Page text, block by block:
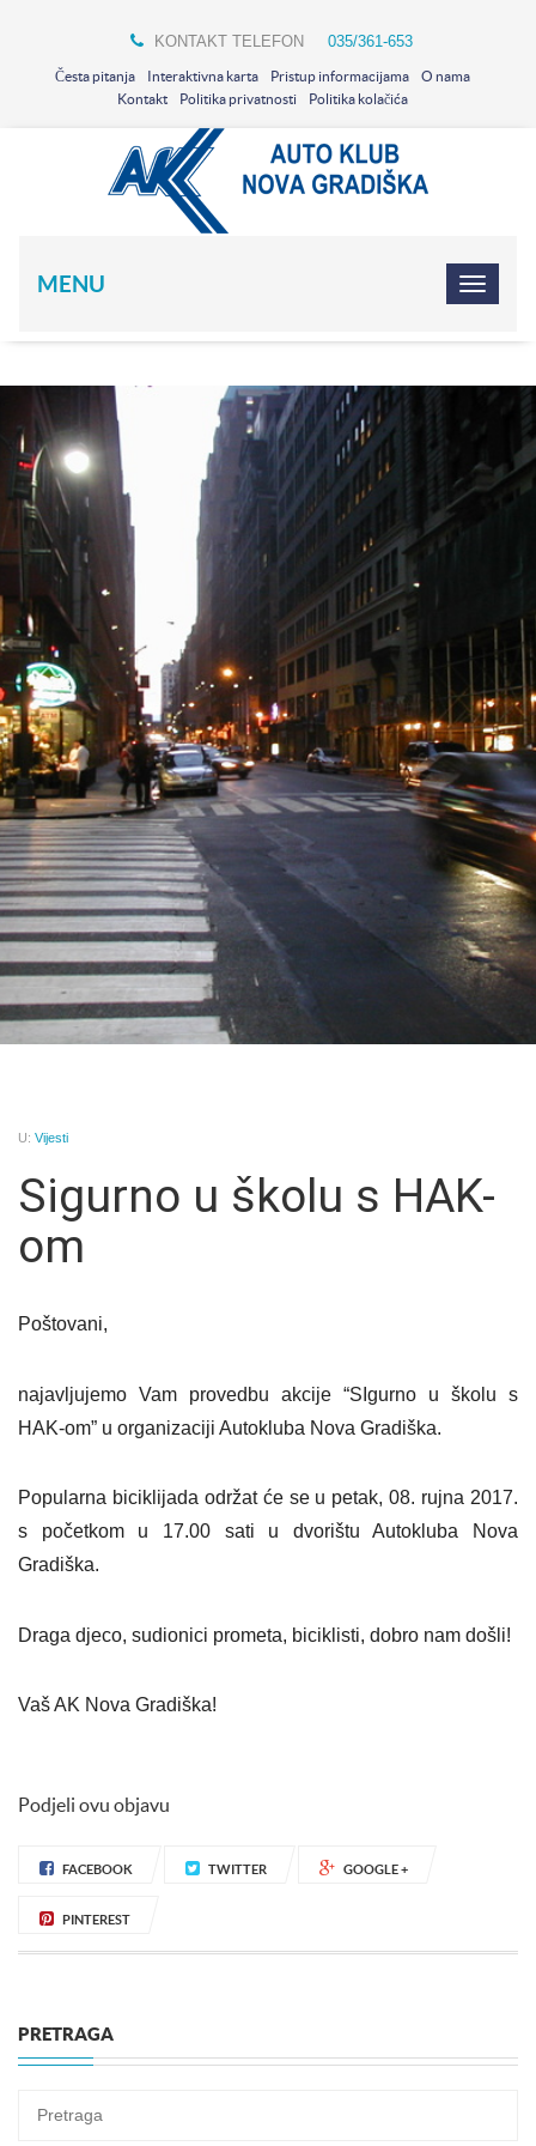
KONTAKT TELEFON 035/361-653
Česta pitanja Interaktivna karta Pristup informacijama
O nama
Kontakt
Politika privatnosti Politika kolačića
MENU
U: Vijesti
Sigurno u školu s HAK-
om
Poštovani,
najavljujemo Vam provedbu akcije “SIgurno u školu s
HAK-om” u organizaciji Autokluba Nova Gradiška.
Popularna biciklijada održat će se u petak, 08. rujna 2017.
s početkom u 17.00 sati u dvorištu Autokluba Nova
Gradiška.
Draga djeco, sudionici prometa, biciklisti, dobro nam došli!
Vaš AK Nova Gradiška!
Podjeli ovu objavu
FACEBOOK TWITTER GOOGLE +
PINTEREST
PRETRAGA